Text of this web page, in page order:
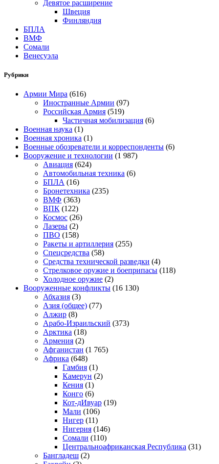
Девятое расширение
Швеция
Финляндия
БПЛА
ВМФ
Сомали
Венесуэла
Рубрики
Армии Мира (616)
Иностранные Армии (97)
Российская Армия (519)
Частичная мобилизация (6)
Военная наука (1)
Военная хроника (1)
Военные обозреватели и корреспонденты (6)
Вооружение и технологии (1 987)
Авиация (624)
Автомобильная техника (6)
БПЛА (16)
Бронетехника (235)
ВМФ (363)
ВПК (122)
Космос (26)
Лазеры (2)
ПВО (158)
Ракеты и артиллерия (255)
Спецсредства (58)
Средства технической разведки (4)
Стрелковое оружие и боеприпасы (118)
Холодное оружие (2)
Вооруженные конфликты (16 130)
Абхазия (3)
Азия (общее) (77)
Алжир (8)
Арабо-Израильский (373)
Арктика (18)
Армения (2)
Афганистан (1 765)
Африка (648)
Гамбия (1)
Камерун (2)
Кения (1)
Конго (6)
Кот-дИвуар (19)
Мали (106)
Нигер (11)
Нигерия (146)
Сомали (110)
Центральноафриканская Республика (31)
Бангладеш (2)